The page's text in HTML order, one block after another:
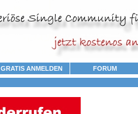
GRATIS ANMELDEN FORUM